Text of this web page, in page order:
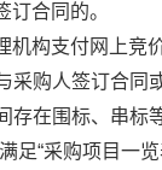
订合同的。
机构支付网上竞
采购人签订合同
存在围标、串标
足“采购项目一